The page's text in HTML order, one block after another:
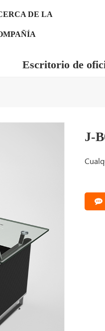
DE LA
Escritorio de
J-